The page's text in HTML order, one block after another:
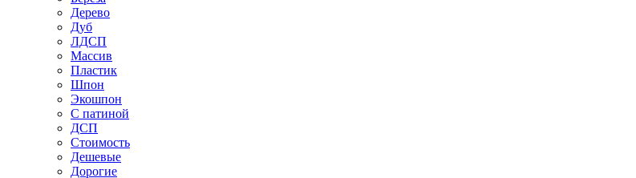
Дерево
Дуб
ЛДСП
Массив
Пластик
Шпон
Экошпон
С патиной
ДСП
Стоимость
Дешевые
Дорогие